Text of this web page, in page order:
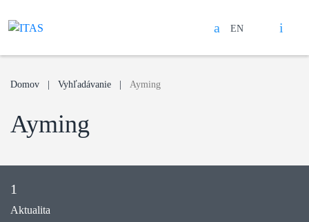
EN
Domov Vyhľadávanie Ayming
Ayming
1
Aktualita